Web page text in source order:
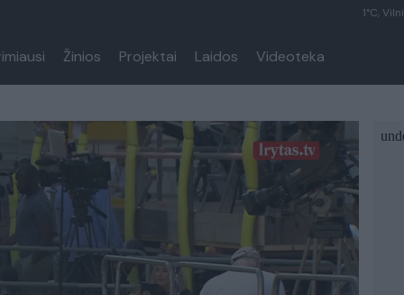
1°C,
Žinios Projektai Laidos Videoteka